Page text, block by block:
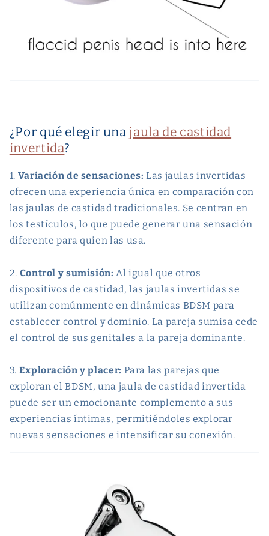
¿Por qué elegir unajaula de castidad
invertida?
1. Variación de sensaciones: Las jaulas invertidas
ofrecen una experiencia única en comparación con
las jaulas de castidad tradicionales. Se centran en
los testículos, lo que puede generar una sensación
diferente para quien las usa.
2. Control y sumisión: Al igual que otros
dispositivos de castidad, las jaulas invertidas se
utilizan comúnmente en dinámicas BDSM para
establecer control y dominio. La pareja sumisa cede
el control de sus genitales a la pareja dominante.
3. Exploración y placer: Para las parejas que
exploran el BDSM, una jaula de castidad invertida
puede ser un emocionante complemento a sus
experiencias íntimas, permitiéndoles explorar
nuevas sensaciones e intensificar su conexión.